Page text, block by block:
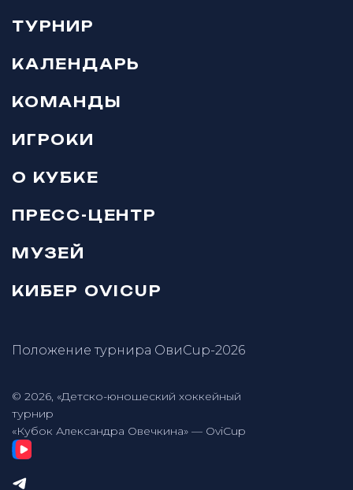
ТУРНИР
КАЛЕНДАРЬ
КОМАНДЫ
ИГРОКИ
О КУБКЕ
ПРЕСС-ЦЕНТР
МУЗЕЙ
КИБЕР OVICUP
Положение турнира ОвиCup-2026
© 2026, «Детско-юношеский хоккейный
турнир
«Кубок Александра Овечкина» — OviCup